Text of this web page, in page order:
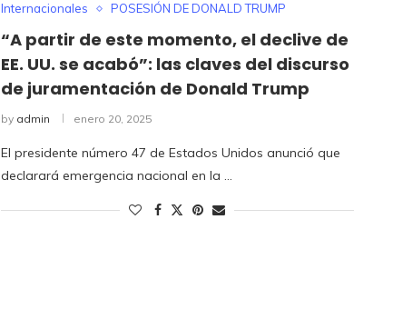
Internacionales POSESIÓN DE DONALD TRUMP
“A partir de este momento, el declive de
EE. UU. se acabó”: las claves del discurso
de juramentación de Donald Trump
by admin enero 20, 2025
El presidente número 47 de Estados Unidos anunció que
declarará emergencia nacional en la …